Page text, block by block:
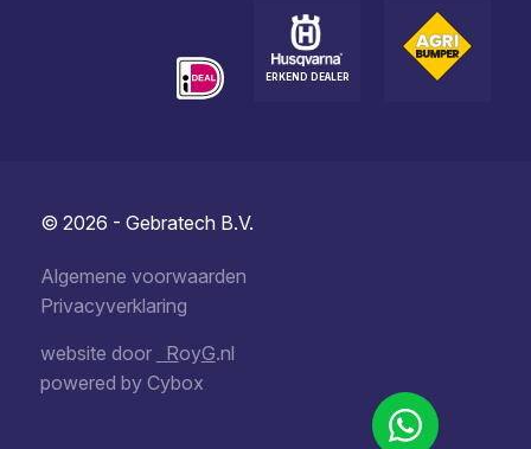
ERKEND DEALER
© 2026 - Gebratech B.V.
Algemene voorwaarden
Privacyverklaring
website door
RoyG.nl
powered by Cybox